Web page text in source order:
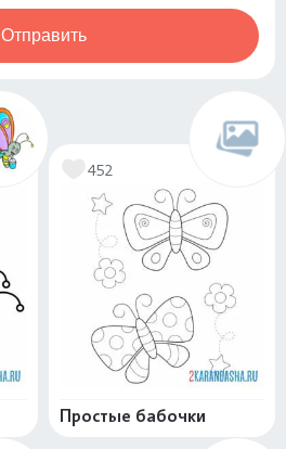
Отправить
452
Простые бабочки